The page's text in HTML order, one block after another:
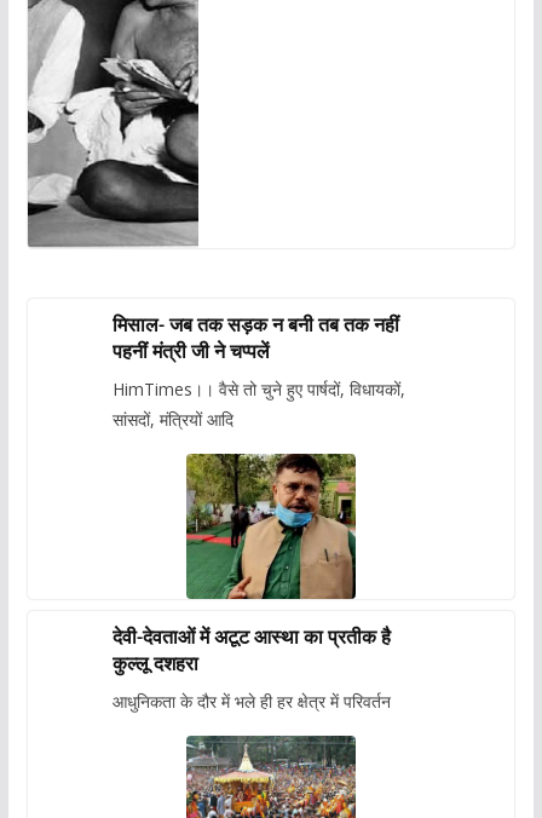
मिसाल- जब तक सड़क न बनी तब तक नहीं
पहनीं मंत्री जी ने चप्पलें
HimTimes।। वैसे तो चुने हुए पार्षदों, विधायकों,
सांसदों, मंत्रियों आदि
देवी-देवताओं में अटूट आस्था का प्रतीक है
कुल्लू दशहरा
आधुनिकता के दौर में भले ही हर क्षेत्र में परिवर्तन